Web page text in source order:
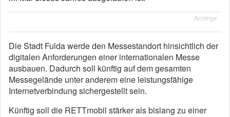
Anzeige
Die Stadt Fulda werde den Messestandort hinsichtlich der
digitalen Anforderungen einer internationalen Messe
ausbauen. Dadurch soll künftig auf dem gesamten
Messegelände unter anderem eine leistungsfähige
Internetverbindung sichergestellt sein.
Künftig soll die RETTmobil stärker als bislang zu einer